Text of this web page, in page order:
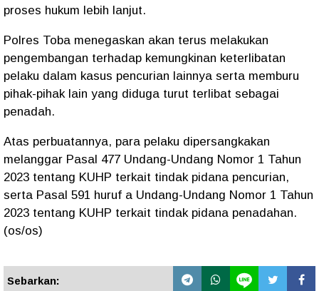
proses hukum lebih lanjut.
Polres Toba menegaskan akan terus melakukan
pengembangan terhadap kemungkinan keterlibatan
pelaku dalam kasus pencurian lainnya serta memburu
pihak-pihak lain yang diduga turut terlibat sebagai
penadah.
Atas perbuatannya, para pelaku dipersangkakan
melanggar Pasal 477 Undang-Undang Nomor 1 Tahun
2023 tentang KUHP terkait tindak pidana pencurian,
serta Pasal 591 huruf a Undang-Undang Nomor 1 Tahun
2023 tentang KUHP terkait tindak pidana penadahan.
(os/os)
Sebarkan: